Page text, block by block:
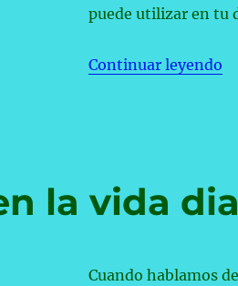
puede utilizar en tu
Continuar leyendo
la vida
Cuando hablamos